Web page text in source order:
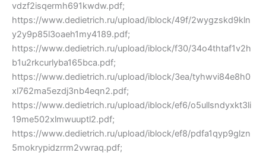
vdzf2isqermh691kwdw.pdf;
https://www.dedietrich.ru/upload/iblock/49f/2wygzskd9kln
y2y9p85l3oaeh1my4189.pdf;
https://www.dedietrich.ru/upload/iblock/f30/34o4thtaf1v2h
b1u2rkcurlyba165bca.pdf;
https://www.dedietrich.ru/upload/iblock/3ea/tyhwvi84e8h0
xl762ma5ezdj3nb4eqn2.pdf;
https://www.dedietrich.ru/upload/iblock/ef6/o5ullsndyxkt3li
19me502xlmwuuptl2.pdf;
https://www.dedietrich.ru/upload/iblock/ef8/pdfa1qyp9glzn
5mokrypidzrrm2vwraq.pdf;